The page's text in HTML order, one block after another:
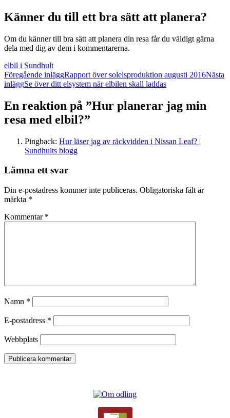
Känner du till ett bra sätt att planera?
Om du känner till bra sätt att planera din resa får du väldigt gärna
dela med dig av dem i kommentarerna.
elbil i Sundhult
Inläggsnavigering
Föregående inläggRapport över solelsproduktion augusti 2016Nästa
inläggSe över ditt elsystem när elbilen skall laddas
En reaktion på ”Hur planerar jag min
resa med elbil?”
Pingback: Hur läser jag av räckvidden i Nissan Leaf? |
Sundhults blogg
Lämna ett svar
Din e-postadress kommer inte publiceras. Obligatoriska fält är
märkta *
Kommentar *
Namn *
E-postadress *
Webbplats